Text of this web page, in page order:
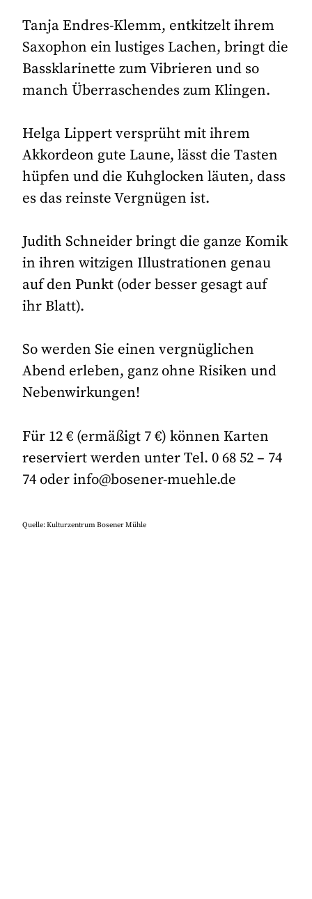
Tanja Endres-Klemm, entkitzelt ihrem
Saxophon ein lustiges Lachen, bringt die
Bassklarinette zum Vibrieren und so
manch Überraschendes zum Klingen.
Helga Lippert versprüht mit ihrem
Akkordeon gute Laune, lässt die Tasten
hüpfen und die Kuhglocken läuten, dass
es das reinste Vergnügen ist.
Judith Schneider bringt die ganze Komik
in ihren witzigen Illustrationen genau
auf den Punkt (oder besser gesagt auf
ihr Blatt).
So werden Sie einen vergnüglichen
Abend erleben, ganz ohne Risiken und
Nebenwirkungen!
Für 12 € (ermäßigt 7 €) können Karten
reserviert werden unter Tel. 0 68 52 – 74
74 oder info@bosener-muehle.de
Quelle: Kulturzentrum Bosener Mühle